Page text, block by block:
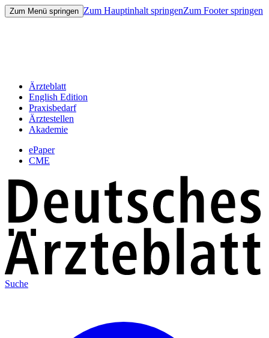
Zum Menü springen Zum Hauptinhalt springenZum Footer springen
Ärzteblatt
English Edition
Praxisbedarf
Ärztestellen
Akademie
ePaper
CME
Suche